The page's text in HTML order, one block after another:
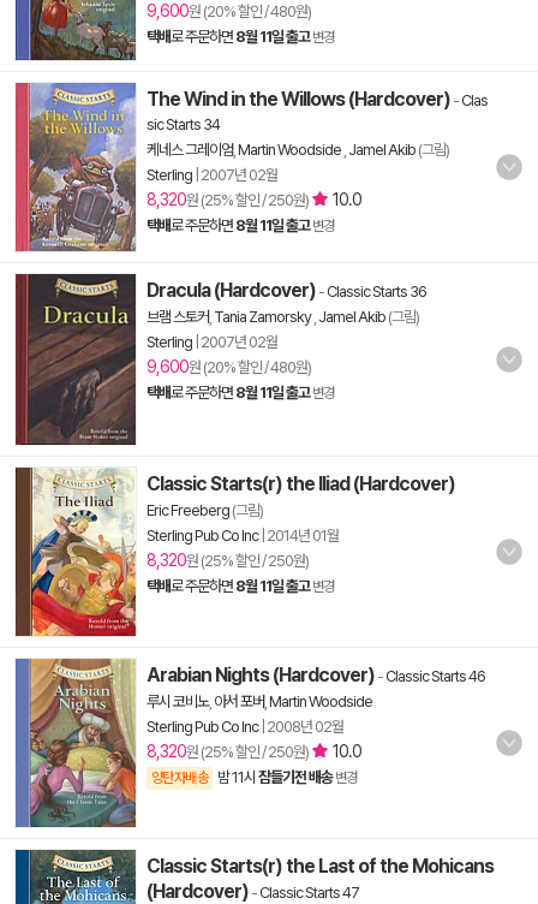
9,600원 (20% 할인 / 480원)
택배로 주문하면 8월 11일 출고 변경
The Wind in the Willows (Hardcover) -Clas
sic Starts 34
케네스 그레이엄 Martin Woodside Jamel Akib (그림)
Sterling 2007년 02월
8,320원 (25% 할인 / 250원) 10.0
택배로 주문하면 8월 11일 출고 변경
Dracula (Hardcover) -Classic Starts 36
브램 스토커 Tania Zamorsky, Jamel Akib (그림)
Sterling 2007년 02월
9,600원 (20% 할인 / 480원)
택배로 주문하면 8월 11일 출고 변경
Classic Starts(r) the Iliad (Hardcover)
Eric Freeberg (그림)
Sterling Pub Co Inc| 2014년 01월
8,320원 (25% 할인 / 250원)
택배로 주문하면 8월 11일 출고 변경
Arabian Nights (Hardcover) -Classic Starts 46
루시 코비노, 아서 포버 Martin Woodside
Sterling Pub Co Inc| 2008년 02월
8,320원 (25% 할인 / 250원) 10.0
양탄자배송 밤 11시 잠들기전 배송 변경
Classic Starts(r) the Last of the Mohicans
(Hardcover) -Classic Starts 47